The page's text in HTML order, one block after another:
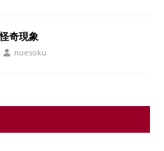
奇現象
nuesoku